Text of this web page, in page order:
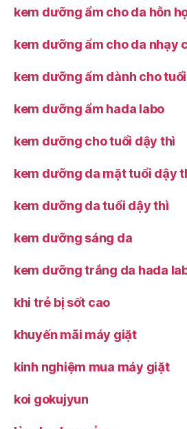
kem dưỡng ẩm cho da hỗn
kem dưỡng ẩm cho da nhạy
kem dưỡng ẩm dành cho
kem dưỡng ẩm hada labo
kem dưỡng cho tuổi dậy thì
kem dưỡng da mặt tuổi dậy
kem dưỡng da tuổi dậy thì
kem dưỡng sáng da
kem dưỡng trắng da hada
khi trẻ bị sốt cao
khuyến mãi máy giặt
kinh nghiệm mua máy giặt
koi gokujyun